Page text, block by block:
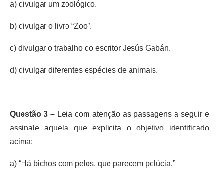
a) divulgar um zoológico.
b) divulgar o livro “Zoo”.
c) divulgar o trabalho do escritor Jesús Gabán.
d) divulgar diferentes espécies de animais.
Questão 3 – Leia com atenção as passagens a seguir e
assinale aquela que explicita o objetivo identificado
acima:
a) “Há bichos com pelos, que parecem pelúcia.”